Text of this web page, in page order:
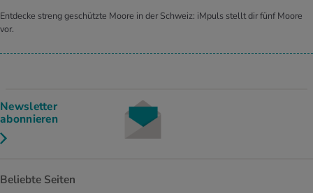
Entdecke streng geschützte Moore in der Schweiz: iMpuls stellt dir fünf Moore
vor.
Newsletter
abonnieren
Beliebte Seiten